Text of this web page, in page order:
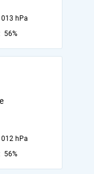
hPa
56%
hPa
56%